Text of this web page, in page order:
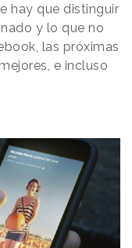
hay que distinguir
y lo que no
las próximas
e incluso